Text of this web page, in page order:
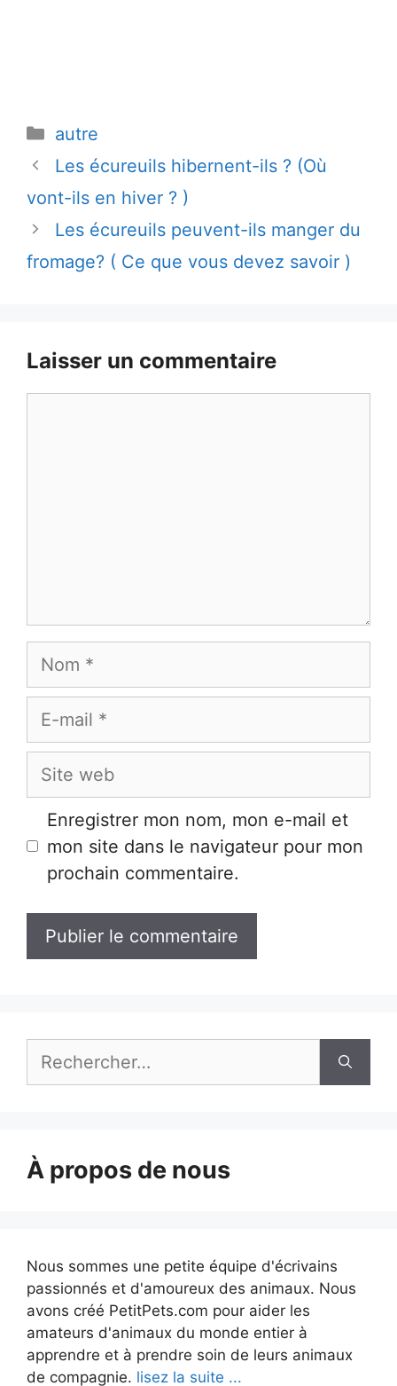
Catégories
autre
Les écureuils hibernent-ils ? (Où
vont-ils en hiver ? )
Les écureuils peuvent-ils manger du
fromage? ( Ce que vous devez savoir )
Laisser un commentaire
Nom
E-
Site
Enregistrer mon nom, mon e-mail et
mon site dans le navigateur pour mon
prochain commentaire.
À propos de nous
Nous sommes une petite équipe d'écrivains
passionnés et d'amoureux des animaux. Nous
avons créé PetitPets.com pour aider les
amateurs d'animaux du monde entier à
apprendre et à prendre soin de leurs animaux
de compagnie. lisez la suite ...